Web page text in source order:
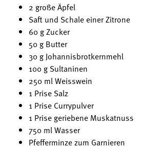
2 große Äpfel
Saft und Schale einer Zitrone
60 g Zucker
50 g Butter
30 g Johannisbrotkernmehl
100 g Sultaninen
250 ml Weisswein
1 Prise Salz
1 Prise Currypulver
1 Prise geriebene Muskatnuss
750 ml Wasser
Pfefferminze zum Garnieren